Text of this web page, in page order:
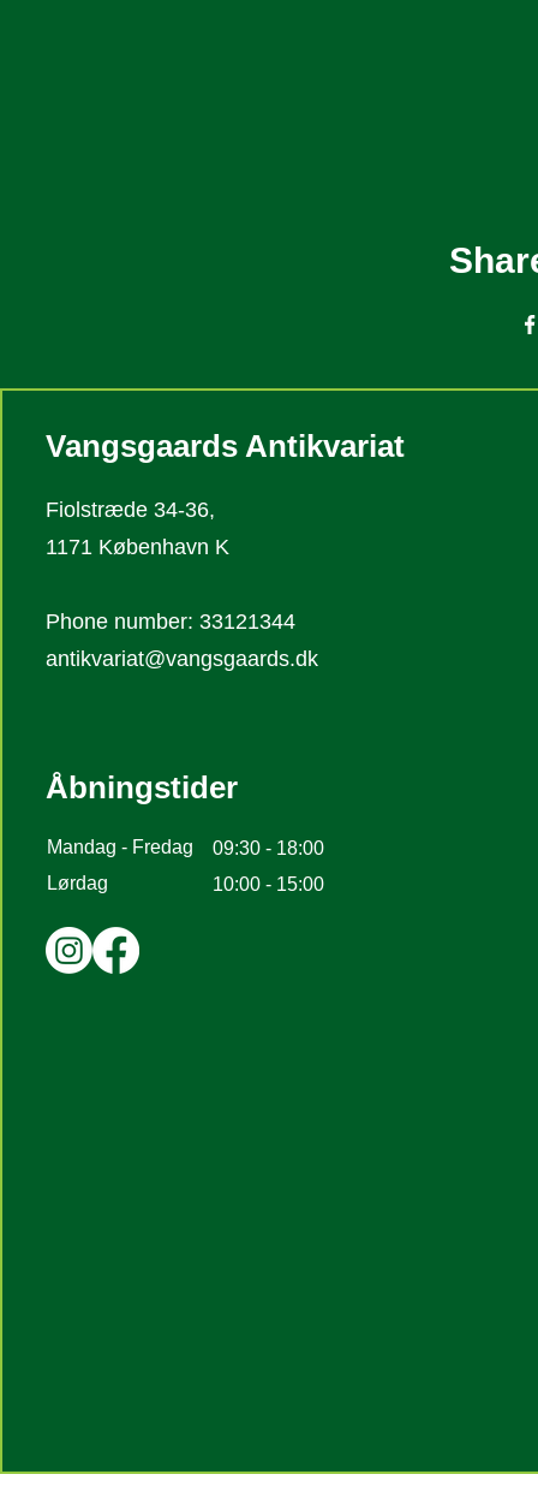
Vangsgaards Antikvariat
Fiolstræde 34-36,
1171 København K
Phone number: 33121344
antikvariat@vangsgaards.dk
Åbningstider
09:30 - 18:00
Mandag - Fredag
10:00 - 15:00
Lørdag